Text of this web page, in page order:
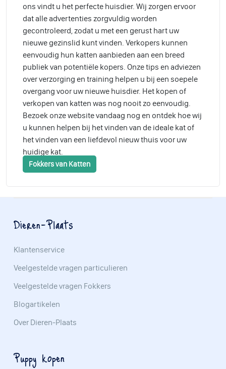
ons vindt u het perfecte huisdier. Wij zorgen ervoor
dat alle advertenties zorgvuldig worden
gecontroleerd, zodat u met een gerust hart uw
nieuwe gezinslid kunt vinden. Verkopers kunnen
eenvoudig hun katten aanbieden aan een breed
publiek van potentiële kopers. Onze tips en adviezen
over verzorging en training helpen u bij een soepele
overgang voor uw nieuwe huisdier. Het kopen of
verkopen van katten was nog nooit zo eenvoudig.
Bezoek onze website vandaag nog en ontdek hoe wij
u kunnen helpen bij het vinden van de ideale kat of
het vinden van een liefdevol nieuw thuis voor uw
huidige kat.
Fokkers van Katten
Dieren-Plaats
Klantenservice
Veelgestelde vragen particulieren
Veelgestelde vragen Fokkers
Blogartikelen
Over Dieren-Plaats
Puppy kopen